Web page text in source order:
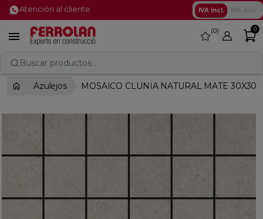
Atención al cliente IVA incl.
 favorite
0 0
Buscar productos...
Azulejos MOSAICO CLUNIA NATURAL MATE 30X30